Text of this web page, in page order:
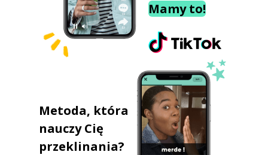
Mamy to!
Metoda, która
nauczy Cię
przeklinania?